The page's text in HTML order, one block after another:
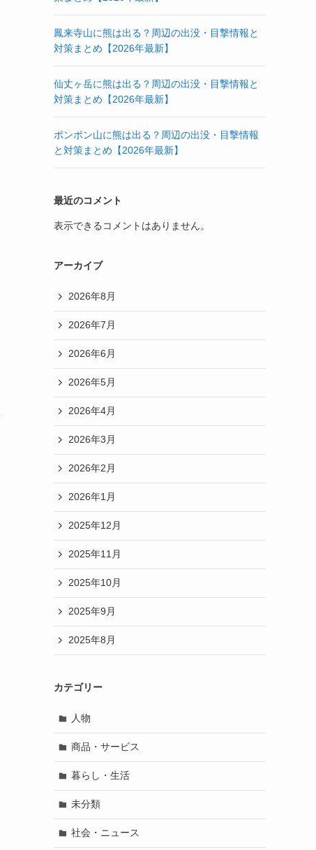
鳳来寺山に熊は出る？周辺の出没・目撃情報と
対策まとめ【2026年最新】
仙丈ヶ岳に熊は出る？周辺の出没・目撃情報と
対策まとめ【2026年最新】
ポンポン山に熊は出る？周辺の出没・目撃情報
と対策まとめ【2026年最新】
最近のコメント
表示できるコメントはありません。
アーカイブ
2026年8月
2026年7月
2026年6月
2026年5月
2026年4月
2026年3月
2026年2月
2026年1月
2025年12月
2025年11月
2025年10月
2025年9月
2025年8月
カテゴリー
人物
商品・サービス
暮らし・生活
未分類
社会・ニュース